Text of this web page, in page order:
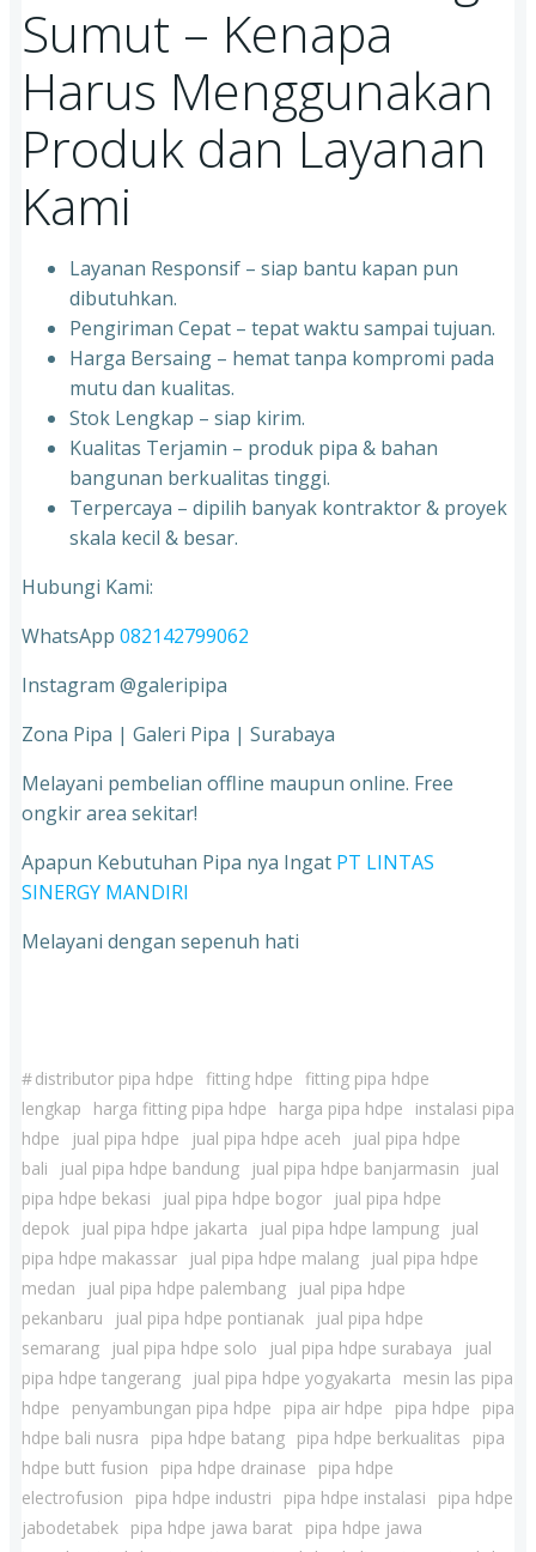
Sumut – Kenapa
Harus Menggunakan
Produk dan Layanan
Kami
Layanan Responsif – siap bantu kapan pun
dibutuhkan.
Pengiriman Cepat – tepat waktu sampai tujuan.
Harga Bersaing – hemat tanpa kompromi pada
mutu dan kualitas.
Stok Lengkap – siap kirim.
Kualitas Terjamin – produk pipa & bahan
bangunan berkualitas tinggi.
Terpercaya – dipilih banyak kontraktor & proyek
skala kecil & besar.
Hubungi Kami:
WhatsApp 082142799062
Instagram @galeripipa
Zona Pipa | Galeri Pipa | Surabaya
Melayani pembelian offline maupun online. Free
ongkir area sekitar!
Apapun Kebutuhan Pipa nya Ingat PT LINTAS
SINERGY MANDIRI
Melayani dengan sepenuh hati
#distributor pipa hdpe fitting hdpe fitting pipa hdpe
lengkap
harga fitting pipa hdpe harga pipa hdpe
instalasi pipa
hdpe
jual pipa hdpe jual pipa hdpe aceh
jual pipa hdpe
bali
jual pipa hdpe bandung jual pipa hdpe banjarmasin
jual
pipa hdpe bekasi
jual pipa hdpe bogor
jual pipa hdpe
depok
jual pipa hdpe jakarta jual pipa hdpe lampung
jual
pipa hdpe makassar
jual pipa hdpe malang
jual pipa hdpe
medan
jual pipa hdpe palembang
jual pipa hdpe
pekanbaru
jual pipa hdpe pontianak
jual pipa hdpe
semarang
jual pipa hdpe solo jual pipa hdpe surabaya
jual
pipa hdpe tangerang
jual pipa hdpe yogyakarta
mesin las pipa
hdpe
penyambungan pipa hdpe pipa air hdpe pipa hdpe
pipa
hdpe bali nusra
pipa hdpe batang pipa hdpe berkualitas
pipa
hdpe butt fusion
pipa hdpe drainase
pipa hdpe
electrofusion
pipa hdpe industri pipa hdpe instalasi
pipa hdpe
jabodetabek pipa hdpe jawa barat
pipa hdpe jawa